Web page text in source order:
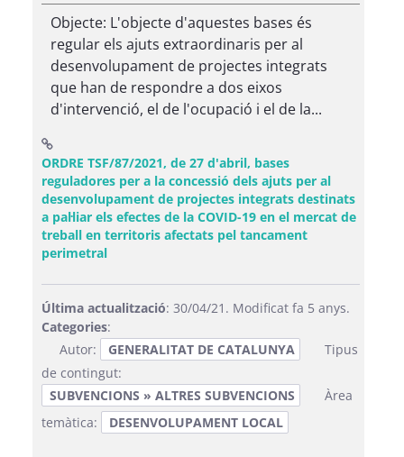
Objecte: L'objecte d'aquestes bases és
regular els ajuts extraordinaris per al
desenvolupament de projectes integrats
que han de respondre a dos eixos
d'intervenció, el de l'ocupació i el de la...
ORDRE TSF/87/2021, de 27 d'abril, bases
reguladores per a la concessió dels ajuts per al
desenvolupament de projectes integrats destinats
a pal·liar els efectes de la COVID-19 en el mercat de
treball en territoris afectats pel tancament
perimetral(Obre una finestra nova)
Última actualització: 30/04/21. Modificat fa 5 anys.
Categories:
Autor:
GENERALITAT DE CATALUNYA
Tipus
de contingut:
SUBVENCIONS » ALTRES SUBVENCIONS
Àrea
temàtica:
DESENVOLUPAMENT LOCAL